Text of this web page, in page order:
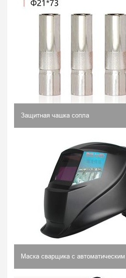
Защитная чашка сопла
Маска сварщика с